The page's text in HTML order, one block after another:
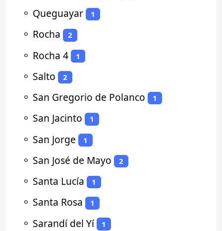
⚬ Queguayar 1
⚬ Rocha 2
⚬ Rocha 4 1
⚬ Salto 2
⚬ San Gregorio de Polanco 1
⚬ San Jacinto 1
⚬ San Jorge 1
⚬ San José de Mayo 2
⚬ Santa Lucía 1
⚬ Santa Rosa 1
⚬ Sarandí del Yí 1